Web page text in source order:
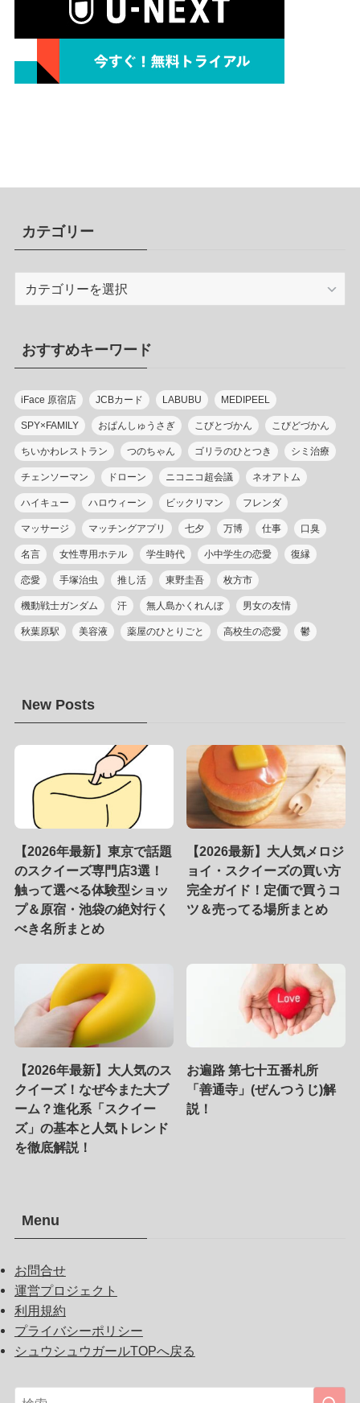
カテゴリー
リ
ー
おすすめキーワード
iFace 原宿店 JCBカード LABUBU MEDIPEEL
SPY×FAMILY おぱんしゅうさぎ こびとづかん こびどづかん
ちいかわレストラン つのちゃん ゴリラのひとつき シミ治療
チェンソーマン ドローン ニコニコ超会議 ネオアトム
ハイキュー ハロウィーン ビックリマン フレンダ
マッサージ マッチングアプリ 七夕 万博 仕事 口臭
名言 女性専用ホテル 学生時代 小中学生の恋愛 復縁
恋愛 手塚治虫 推し活 東野圭吾 枚方市
機動戦士ガンダム 汗 無人島かくれんぼ 男女の友情
秋葉原駅 美容液 薬屋のひとりごと 高校生の恋愛 鬱
New Posts
【2026年最新】東京で話題
のスクイーズ専門店3選！
触って選べる体験型ショッ
プ＆原宿・池袋の絶対行く
べき名所まとめ
【2026最新】大人気メロジ
ョイ・スクイーズの買い方
完全ガイド！定価で買うコ
ツ＆売ってる場所まとめ
【2026年最新】大人気のス
クイーズ！なぜ今また大ブ
ーム？進化系「スクイー
ズ」の基本と人気トレンド
を徹底解説！
お遍路 第七十五番札所
「善通寺」(ぜんつうじ)解
説！
Menu
お問合せ
運営プロジェクト
利用規約
プライバシーポリシー
シュウシュウガールTOPへ戻る